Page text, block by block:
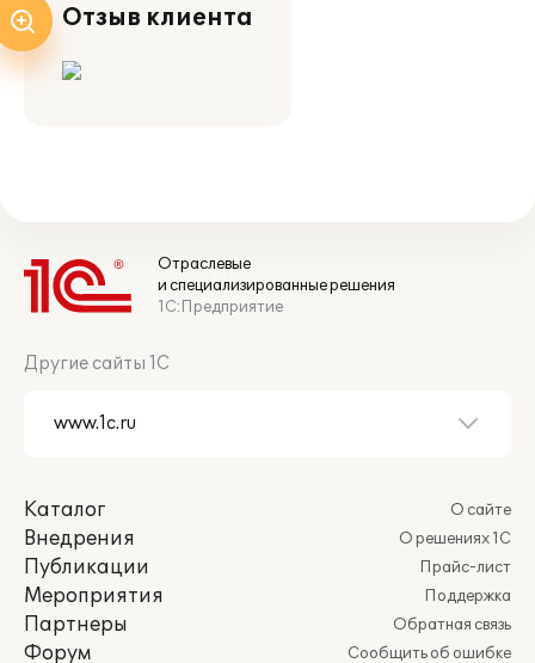
Отзыв клиента
Отраслевые
и специализированные решения
1С:Предприятие
Другие сайты 1С
Каталог
Внедрения
Публикации
Мероприятия
Партнеры
Форум
О сайте
О решениях 1С
Прайс-лист
Поддержка
Обратная связь
Сообщить об ошибке